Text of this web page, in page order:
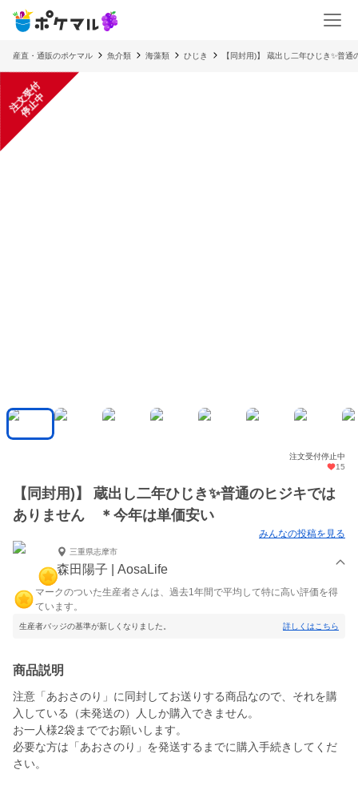
産直・通販のポケマル 魚介類 海藻類 ひじき 【同封用)】 蔵出し二年ひじき✨普
注
文
受
付
停
止
中
注文受付停止中
15
【同封用)】 蔵出し二年ひじき✨普通のヒジキでは
ありません ＊今年は単価安い
みんなの投稿を見る
三重県志摩市
森田陽子 | AosaLife
マークのついた生産者さんは、過去1年間で平均して特に高い評価を得
ています。
生産者バッジの基準が新しくなりました。 詳しくはこちら
商品説明
注意「あおさのり」に同封してお送りする商品なので、それを購
入している（未発送の）人しか購入できません。
お一人様2袋まででお願いします。
必要な方は「あおさのり」を発送するまでに購入手続きしてくだ
さい。